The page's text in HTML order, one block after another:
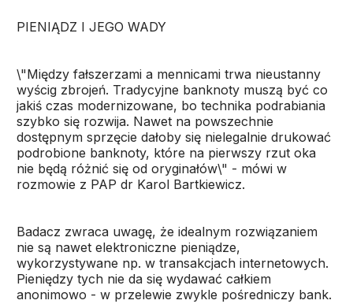
PIENIĄDZ I JEGO WADY
\"Między fałszerzami a mennicami trwa nieustanny
wyścig zbrojeń. Tradycyjne banknoty muszą być co
jakiś czas modernizowane, bo technika podrabiania
szybko się rozwija. Nawet na powszechnie
dostępnym sprzęcie dałoby się nielegalnie drukować
podrobione banknoty, które na pierwszy rzut oka
nie będą różnić się od oryginałów\" - mówi w
rozmowie z PAP dr Karol Bartkiewicz.
Badacz zwraca uwagę, że idealnym rozwiązaniem
nie są nawet elektroniczne pieniądze,
wykorzystywane np. w transakcjach internetowych.
Pieniędzy tych nie da się wydawać całkiem
anonimowo - w przelewie zwykle pośredniczy bank.